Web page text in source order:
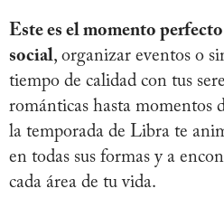
Este es el momento
social, organizar eventos o
tiempo de calidad con tus
románticas hasta momentos
la temporada de Libra te
en todas sus formas y a
cada área de tu vida.